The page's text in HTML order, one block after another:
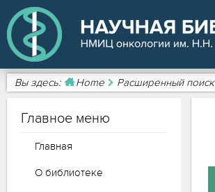
Вы здесь: Home Расширенный поиск
Главное меню
Главная
О библиотеке